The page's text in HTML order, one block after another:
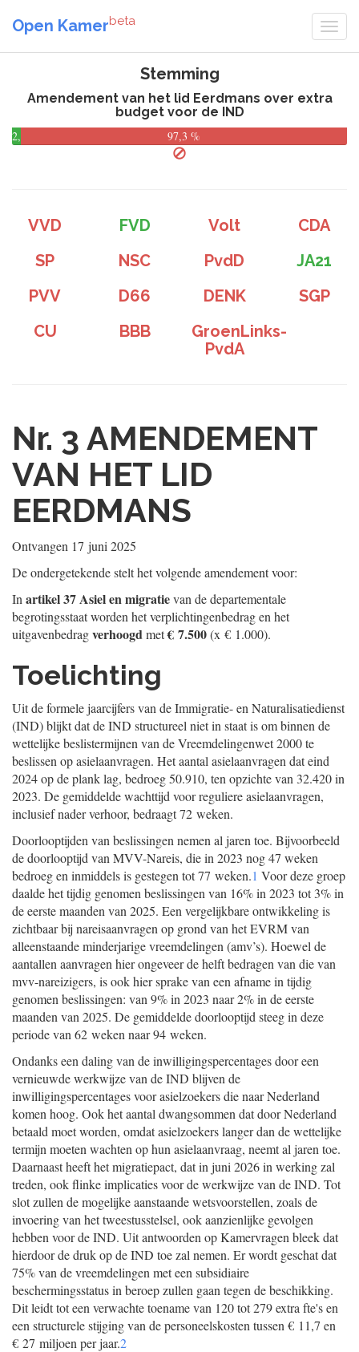
Open Kamerbeta
Stemming
Amendement van het lid Eerdmans over extra
budget voor de IND
2,7
97,3 %
VVD FVD Volt
CDA
SP
NSC PvdD
JA21
PVV
D66 DENK
SGP
CU
BBB
GroenLinks-
PvdA
Nr. 3 AMENDEMENT
VAN HET LID
EERDMANS
Ontvangen 17 juni 2025
De ondergetekende stelt het volgende amendement voor:
In artikel 37 Asiel en migratievan de departementale
begrotingsstaat worden het verplichtingenbedrag en het
uitgavenbedragverhoogdmet€ 7.500(x € 1.000).
Toelichting
Uit de formele jaarcijfers van de Immigratie- en Naturalisatiedienst
(IND) blijkt dat de IND structureel niet in staat is om binnen de
wettelijke beslistermijnen van de Vreemdelingenwet 2000 te
beslissen op asielaanvragen. Het aantal asielaanvragen dat eind
2024 op de plank lag, bedroeg 50.910, ten opzichte van 32.420 in
2023. De gemiddelde wachttijd voor reguliere asielaanvragen,
inclusief nader verhoor, bedraagt 72 weken.
Doorlooptijden van beslissingen nemen al jaren toe. Bijvoorbeeld
de doorlooptijd van MVV-Nareis, die in 2023 nog 47 weken
bedroeg en inmiddels is gestegen tot 77 weken.1 Voor deze groep
daalde het tijdig genomen beslissingen van 16% in 2023 tot 3% in
de eerste maanden van 2025. Een vergelijkbare ontwikkeling is
zichtbaar bij nareisaanvragen op grond van het EVRM van
alleenstaande minderjarige vreemdelingen (amv’s). Hoewel de
aantallen aanvragen hier ongeveer de helft bedragen van die van
mvv-nareizigers, is ook hier sprake van een afname in tijdig
genomen beslissingen: van 9% in 2023 naar 2% in de eerste
maanden van 2025. De gemiddelde doorlooptijd steeg in deze
periode van 62 weken naar 94 weken.
Ondanks een daling van de inwilligingspercentages door een
vernieuwde werkwijze van de IND blijven de
inwilligingspercentages voor asielzoekers die naar Nederland
komen hoog. Ook het aantal dwangsommen dat door Nederland
betaald moet worden, omdat asielzoekers langer dan de wettelijke
termijn moeten wachten op hun asielaanvraag, neemt al jaren toe.
Daarnaast heeft het migratiepact, dat in juni 2026 in werking zal
treden, ook flinke implicaties voor de werkwijze van de IND. Tot
slot zullen de mogelijke aanstaande wetsvoorstellen, zoals de
invoering van het tweestusstelsel, ook aanzienlijke gevolgen
hebben voor de IND. Uit antwoorden op Kamervragen bleek dat
hierdoor de druk op de IND toe zal nemen. Er wordt geschat dat
75% van de vreemdelingen met een subsidiaire
beschermingsstatus in beroep zullen gaan tegen de beschikking.
Dit leidt tot een verwachte toename van 120 tot 279 extra fte's en
een structurele stijging van de personeelskosten tussen € 11,7 en
€ 27 miljoen per jaar.2